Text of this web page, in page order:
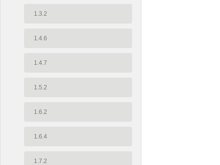
1.3.2
1.4.6
1.4.7
1.5.2
1.6.2
1.6.4
1.7.2